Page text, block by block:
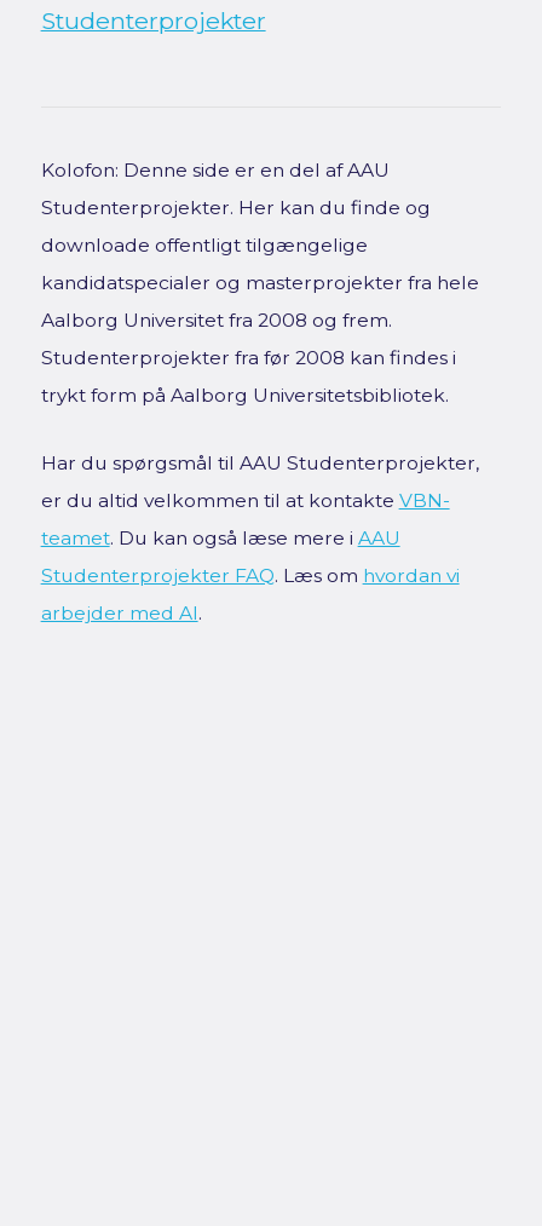
Studenterprojekter
Kolofon: Denne side er en del af AAU
Studenterprojekter. Her kan du finde og
downloade offentligt tilgængelige
kandidatspecialer og masterprojekter fra hele
Aalborg Universitet fra 2008 og frem.
Studenterprojekter fra før 2008 kan findes i
trykt form på Aalborg Universitetsbibliotek.
Har du spørgsmål til AAU Studenterprojekter,
er du altid velkommen til at kontakte VBN-
teamet. Du kan også læse mere i AAU
Studenterprojekter FAQ. Læs om hvordan vi
arbejder med AI.